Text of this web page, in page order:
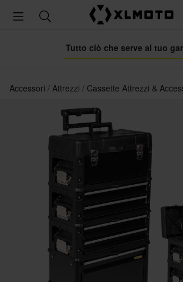
Tutto ciò che serve al tuo
Accessori Attrezzi Cassette Attrezzi &